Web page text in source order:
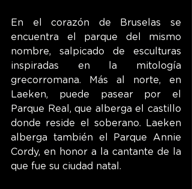
En el corazón de Bruselas se
encuentra el parque del mismo
nombre, salpicado de esculturas
inspiradas en la mitología
grecorromana. Más al norte, en
Laeken, puede pasear por el
Parque Real, que alberga el castillo
donde reside el soberano. Laeken
alberga también el Parque Annie
Cordy, en honor a la cantante de la
que fue su ciudad natal.